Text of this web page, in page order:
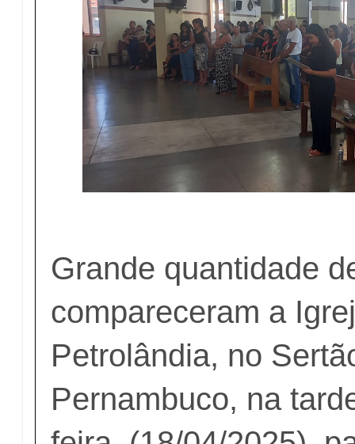
Grande quantidade
compareceram a
Petrolândia, no
Pernambuco, na